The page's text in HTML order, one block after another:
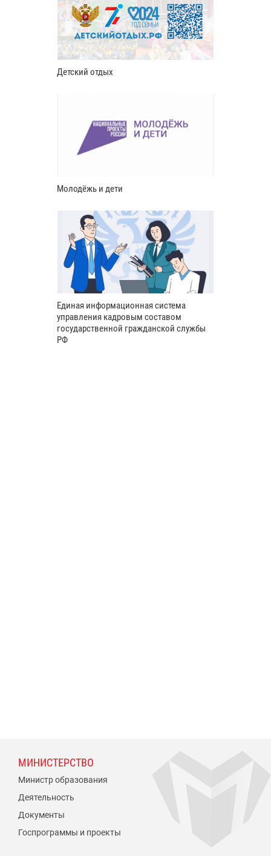
Детский отдых
Молодёжь и дети
Единая информационная система
управления кадровым составом
государственной гражданской службы
РФ
МИНИСТЕРСТВО
Министр образования
Деятельность
Документы
Госпрограммы и проекты